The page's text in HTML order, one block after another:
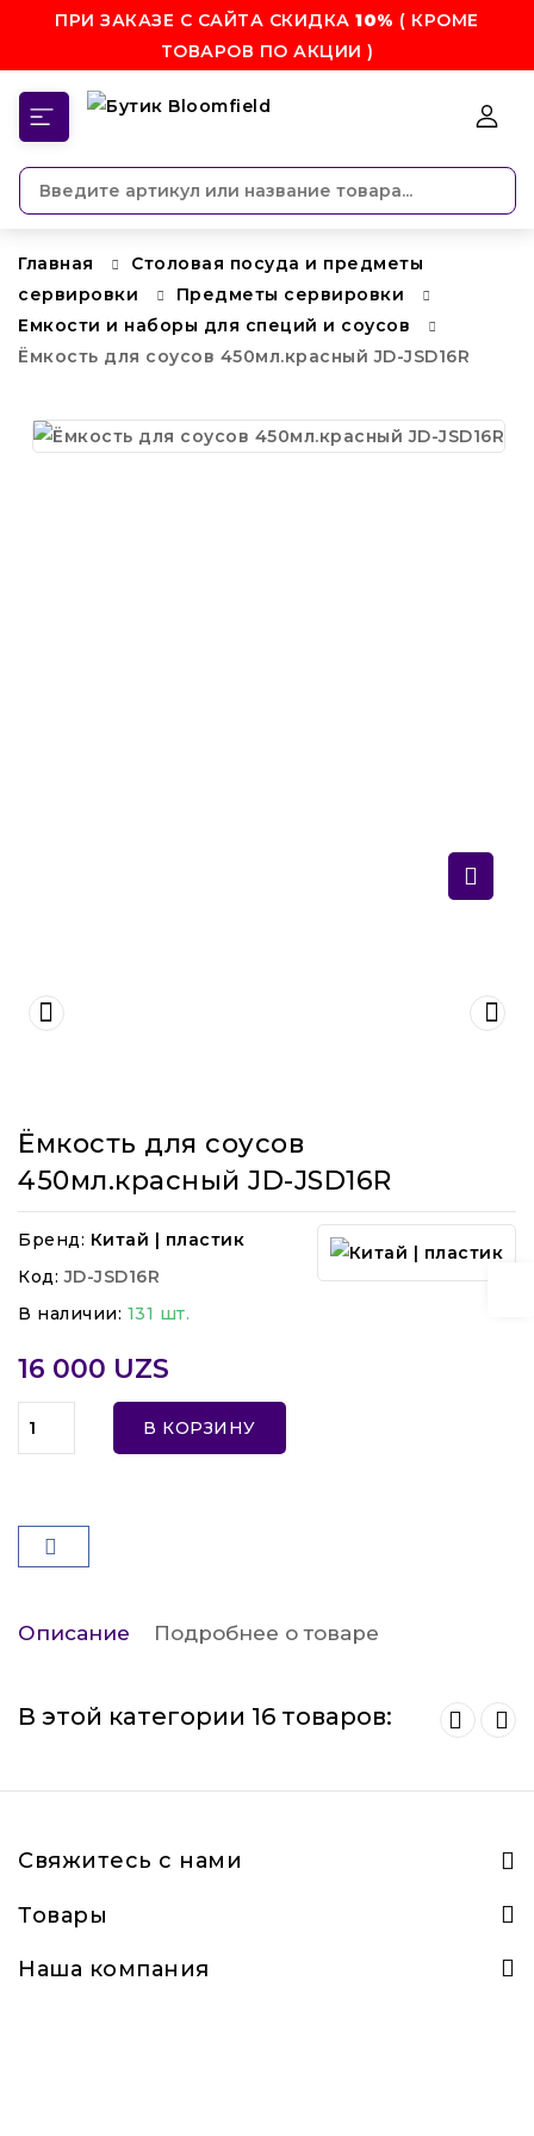
ПРИ ЗАКАЗЕ С САЙТА СКИДКА10% ( КРОМЕ
ТОВАРОВ ПО АКЦИИ )
Главная
Столовая посуда и предметы
сервировки
Предметы сервировки
Емкости и наборы для специй и соусов
Ёмкость для соусов 450мл.красный JD-JSD16R
Ёмкость для соусов
450мл.красный JD-JSD16R
Бренд: Китай | пластик
Код: JD-JSD16R
В наличии: 131 шт.
16 000 UZS
В КОРЗИНУ
Описание Подробнее о товаре
В этой категории 16 товаров:
Свяжитесь с нами
Товары
Наша компания